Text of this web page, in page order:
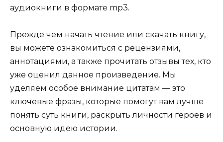
аудиокниги в формате mp3.
Прежде чем начать чтение или скачать книгу,
вы можете ознакомиться с рецензиями,
аннотациями, а также прочитать отзывы тех, кто
уже оценил данное произведение. Мы
уделяем особое внимание цитатам — это
ключевые фразы, которые помогут вам лучше
понять суть книги, раскрыть личности героев и
основную идею истории.